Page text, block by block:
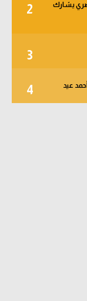
2
32.. والثلاثي المصري يشارك
3
4 عيد